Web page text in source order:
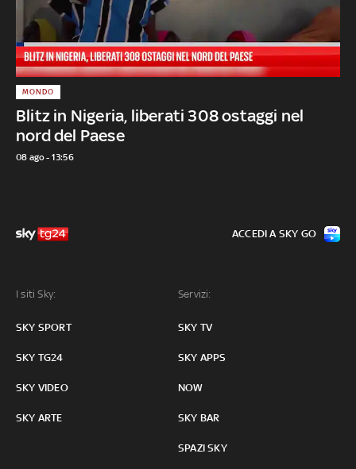
Blitz in Nigeria, liberati 308 ostaggi nel
nord del Paese
MONDO
08 ago - 13:56
I siti Sky:
SKY SPORT
SKY TG24
SKY VIDEO
SKY ARTE
Servizi:
SKY TV
SKY APPS
NOW
SKY BAR
SPAZI SKY
ACCEDI A SKY GO